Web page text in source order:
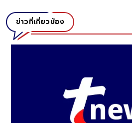
ข่าวที่เกี่ยวข้อง